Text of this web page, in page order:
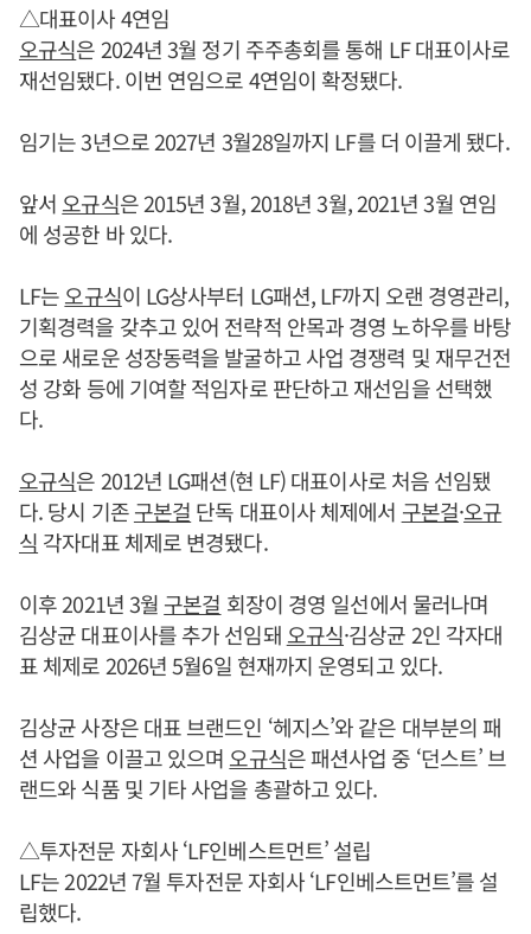
△대표이사 4연임
오규식은 2024년 3월 정기 주주총회를 통해 LF 대표이사로
재선임됐다. 이번 연임으로 4연임이 확정됐다.
임기는 3년으로 2027년 3월28일까지 LF를 더 이끌게 됐다.
앞서 오규식은 2015년 3월, 2018년 3월, 2021년 3월 연임
에 성공한 바 있다.
LF는오규식이 LG상사부터 LG패션, LF까지 오랜 경영관리,
기획경력을 갖추고 있어 전략적 안목과 경영 노하우를 바탕
으로 새로운 성장동력을 발굴하고 사업 경쟁력 및 재무건전
성 강화 등에 기여할 적임자로 판단하고 재선임을 선택했
다.
오규식은 2012년 LG패션(현 LF) 대표이사로 처음 선임됐
다. 당시 기존구본걸 단독 대표이사 체제에서 구본걸·오규
식 각자대표 체제로 변경됐다.
이후 2021년 3월 구본걸 회장이 경영 일선에서 물러나며
김상균 대표이사를 추가 선임돼 오규식·김상균 2인 각자대
표 체제로 2026년 5월6일 현재까지 운영되고 있다.
김상균 사장은 대표 브랜드인 ‘헤지스’와 같은 대부분의 패
션 사업을 이끌고 있으며 오규식은 패션사업 중 ‘던스트’ 브
랜드와 식품 및 기타 사업을 총괄하고 있다.
△투자전문 자회사 ‘LF인베스트먼트’ 설립
LF는 2022년 7월 투자전문 자회사 ‘LF인베스트먼트’를 설
립했다.